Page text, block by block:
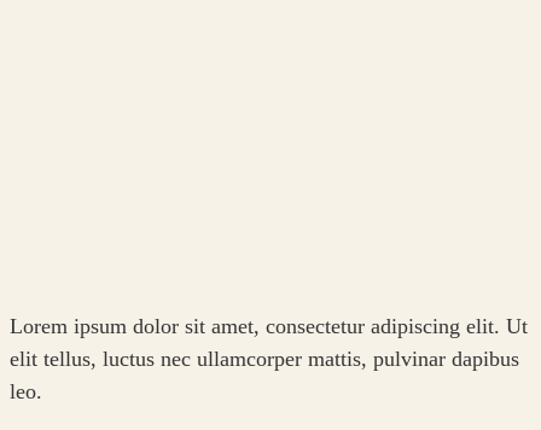
Lorem ipsum dolor sit amet, consectetur adipiscing elit. Ut
elit tellus, luctus nec ullamcorper mattis, pulvinar dapibus
leo.